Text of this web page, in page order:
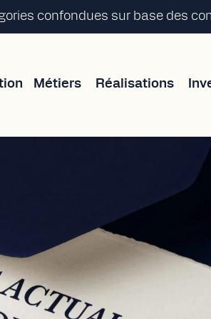
confondues sur base des
Métiers Réalisations